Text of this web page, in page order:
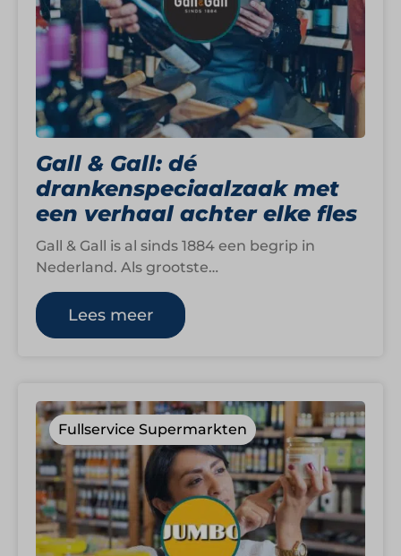
Gall & Gall: dé
drankenspeciaalzaak met
een verhaal achter elke fles
Gall & Gall is al sinds 1884 een begrip in
Nederland. Als grootste
drankenspeciaalzaak van het land richt het
merk…Lees meer
Fullservice Supermarkten